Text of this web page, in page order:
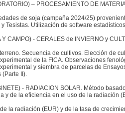
– PROCESAMIENTO DE
de soja (campaña 2024/25)
Utilización de software estadísticos
CAMPO) - CERALES de INVIERNO y
Secuencia de cultivos. Elección de
de la FICA. Observaciones
y siembra de parcelas de
(Parte II).
- RADIACION SOLAR. Método
y de la eficiencia en el uso de la radiación
la radiación (EUR) y de la tasa de